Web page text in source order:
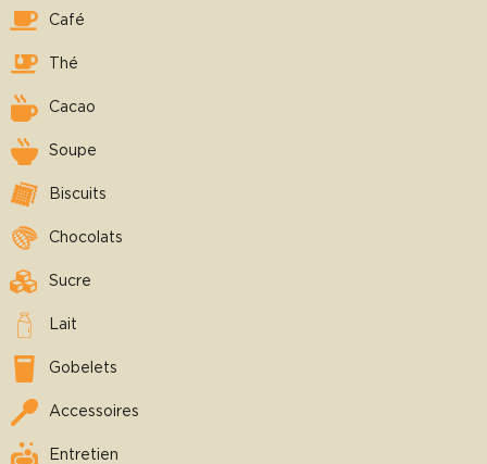
Café
Thé
Cacao
Soupe
Biscuits
Chocolats
Sucre
Lait
Gobelets
Accessoires
Entretien